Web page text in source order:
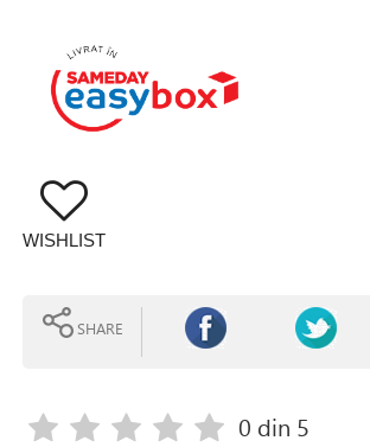
WISHLIST
SHARE
0 din 5